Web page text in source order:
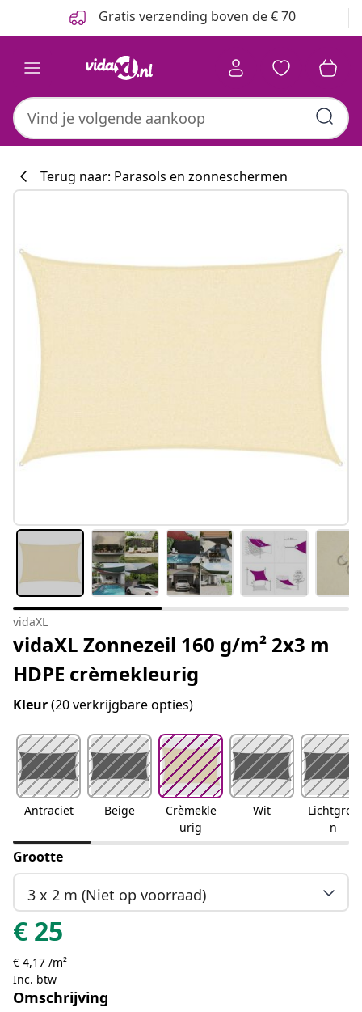
Gratis verzending boven de € 70
Terug naar: Parasols en zonneschermen
vidaXL
vidaXL Zonnezeil 160 g/m² 2x3 m
HDPE crèmekleurig
Kleur(20 verkrijgbare opties)
Antraciet Beige
Crèmekle
urig
Wit
Lichtgroe
n
Grootte
3 x 2 m (Niet op voorraad)
€ 25
€ 4,17 /m²
Inc. btw
Omschrijving